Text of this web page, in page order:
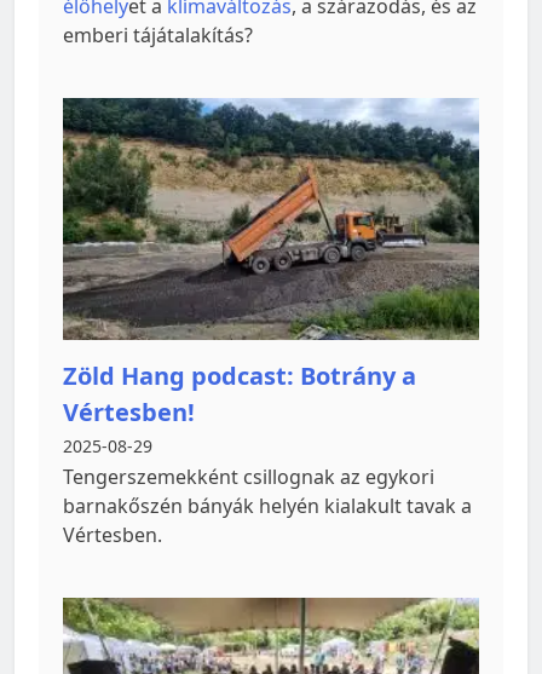
élőhelyet a klímaváltozás, a szárazodás, és az
emberi tájátalakítás?
Zöld Hang podcast: Botrány a
Vértesben!
2025-08-29
Tengerszemekként csillognak az egykori
barnakőszén bányák helyén kialakult tavak a
Vértesben.